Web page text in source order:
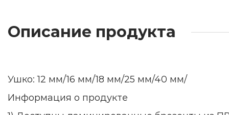
Описание продукта
Ушко: 12 мм/16 мм/18 мм/25 мм/40 мм/
Информация о продукте